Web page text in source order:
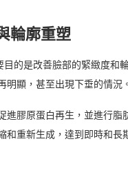
輪廓重塑
的是改善臉部的緊緻度和
顯，甚至出現下垂的情況
進膠原蛋白再生，並進行
重新生成，達到即時和長